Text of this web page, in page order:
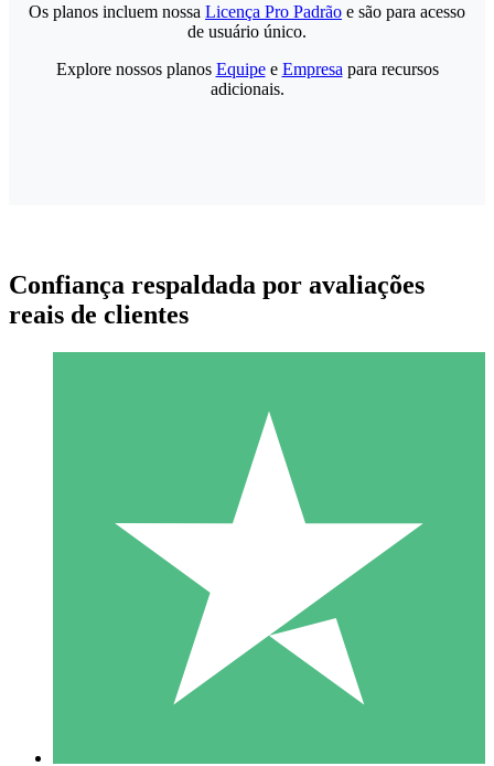
Pacotes de Créditos Individuais
Pague conforme o uso com créditos de download. Sem
1000
Os planos incluem nossa Licença Pro Padrão e são para acesso
de usuário único.
Explore nossos planos Equipee Empresa para recursos
adicionais.
Confiança respaldada por avaliações
reais de clientes